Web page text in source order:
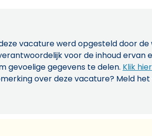
vacature werd opgesteld door de
voor de inhoud
gevoelige gegevens te delen. Klik
over deze vacature? Meld het